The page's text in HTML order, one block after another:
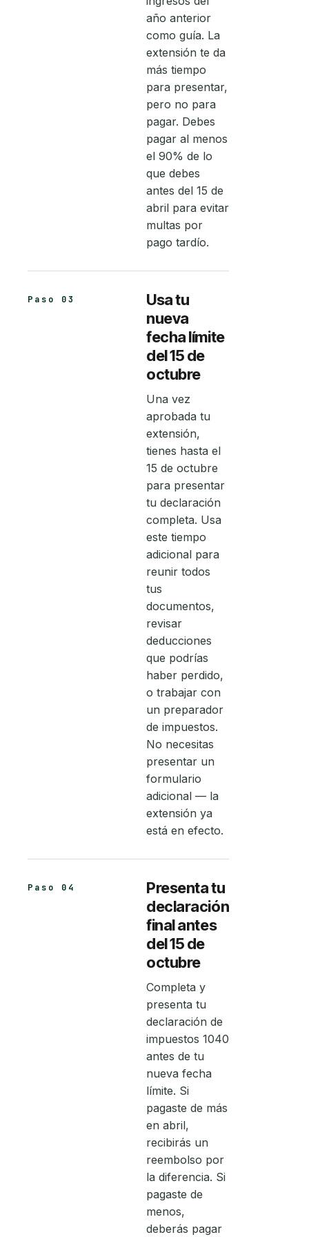
año anterior
como guía. La
extensión te da
más tiempo
para presentar,
pero no para
pagar. Debes
pagar al menos
el 90% de lo
que debes
antes del 15 de
abril para evitar
multas por
pago tardío.
Paso 03
Usa tu
nueva
fecha límite
del 15 de
octubre
Una vez
aprobada tu
extensión,
tienes hasta el
15 de octubre
para presentar
tu declaración
completa. Usa
este tiempo
adicional para
reunir todos
tus
documentos,
revisar
deducciones
que podrías
haber perdido,
o trabajar con
un preparador
de impuestos.
No necesitas
presentar un
formulario
adicional — la
extensión ya
está en efecto.
Paso 04
Presenta tu
declaración
final antes
del 15 de
octubre
Completa y
presenta tu
declaración de
impuestos 1040
antes de tu
nueva fecha
límite. Si
pagaste de más
en abril,
recibirás un
reembolso por
la diferencia. Si
pagaste de
menos,
deberás pagar